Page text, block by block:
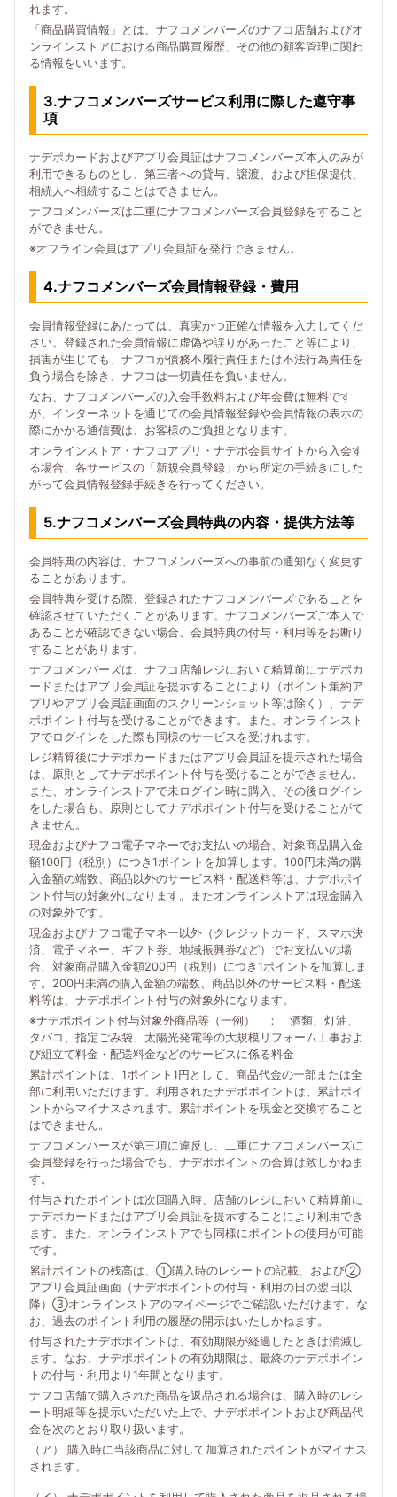
れます。
「商品購買情報」とは、ナフコメンバーズのナフコ店舗およびオ
ンラインストアにおける商品購買履歴、その他の顧客管理に関わ
る情報をいいます。
3.ナフコメンバーズサービス利用に際した遵守事
項
ナデポカードおよびアプリ会員証はナフコメンバーズ本人のみが
利用できるものとし、第三者への貸与、譲渡、および担保提供、
相続人へ相続することはできません。
ナフコメンバーズは二重にナフコメンバーズ会員登録をすること
ができません。
※オフライン会員はアプリ会員証を発行できません。
4.ナフコメンバーズ会員情報登録・費用
会員情報登録にあたっては、真実かつ正確な情報を入力してくだ
さい。登録された会員情報に虚偽や誤りがあったこと等により、
損害が生じても、ナフコが債務不履行責任または不法行為責任を
負う場合を除き、ナフコは一切責任を負いません。
なお、ナフコメンバーズの入会手数料および年会費は無料です
が、インターネットを通じての会員情報登録や会員情報の表示の
際にかかる通信費は、お客様のご負担となります。
オンラインストア・ナフコアプリ・ナデポ会員サイトから入会す
る場合、各サービスの「新規会員登録」から所定の手続きにした
がって会員情報登録手続きを行ってください。
5.ナフコメンバーズ会員特典の内容・提供方法等
会員特典の内容は、ナフコメンバーズへの事前の通知なく変更す
ることがあります。
会員特典を受ける際、登録されたナフコメンバーズであることを
確認させていただくことがあります。ナフコメンバーズご本人で
あることが確認できない場合、会員特典の付与・利用等をお断り
することがあります。
ナフコメンバーズは、ナフコ店舗レジにおいて精算前にナデポカ
ードまたはアプリ会員証を提示することにより（ポイント集約ア
プリやアプリ会員証画面のスクリーンショット等は除く）、ナデ
ポポイント付与を受けることができます。また、オンラインスト
アでログインをした際も同様のサービスを受けれます。
レジ精算後にナデポカードまたはアプリ会員証を提示された場合
は、原則としてナデポポイント付与を受けることができません。
また、オンラインストアで未ログイン時に購入、その後ログイン
をした場合も、原則としてナデポポイント付与を受けることがで
きません。
現金およびナフコ電子マネーでお支払いの場合、対象商品購入金
額100円（税別）につき1ポイントを加算します。100円未満の購
入金額の端数、商品以外のサービス料・配送料等は、ナデポポイ
ント付与の対象外になります。またオンラインストアは現金購入
の対象外です。
現金およびナフコ電子マネー以外（クレジットカード、スマホ決
済、電子マネー、ギフト券、地域振興券など）でお支払いの場
合、対象商品購入金額200円（税別）につき1ポイントを加算しま
す。200円未満の購入金額の端数、商品以外のサービス料・配送
料等は、ナデポポイント付与の対象外になります。
※ナデポポイント付与対象外商品等（一例） ： 酒類、灯油、
タバコ、指定ごみ袋、太陽光発電等の大規模リフォーム工事およ
び組立て料金・配送料金などのサービスに係る料金
累計ポイントは、1ポイント1円として、商品代金の一部または全
部に利用いただけます。利用されたナデポポイントは、累計ポイ
ントからマイナスされます。累計ポイントを現金と交換すること
はできません。
ナフコメンバーズが第三項に違反し、二重にナフコメンバーズに
会員登録を行った場合でも、ナデポポイントの合算は致しかねま
す。
付与されたポイントは次回購入時、店舗のレジにおいて精算前に
ナデポカードまたはアプリ会員証を提示することにより利用でき
ます。また、オンラインストアでも同様にポイントの使用が可能
です。
累計ポイントの残高は、①購入時のレシートの記載、および②
アプリ会員証画面（ナデポポイントの付与・利用の日の翌日以
降）③オンラインストアのマイページでご確認いただけます。な
お、過去のポイント利用の履歴の開示はいたしかねます。
付与されたナデポポイントは、有効期限が経過したときは消滅し
ます。なお、ナデポポイントの有効期限は、最終のナデポポイン
トの付与・利用より1年間となります。
ナフコ店舗で購入された商品を返品される場合は、購入時のレシ
ート明細等を提示いただいた上で、ナデポポイントおよび商品代
金を次のとおり取り扱います。
（ア） 購入時に当該商品に対して加算されたポイントがマイナス
されます。